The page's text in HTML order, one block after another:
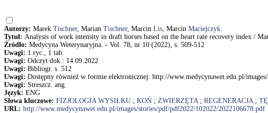
Autorzy: Marek Tischner, Marian Tischner, Marcin Lis, Marcin Maciejczyk.
Tytuł: Analysis of work intensity in draft horses based on the heart rate recovery index /
Źródło: Medycyna Weterynaryjna. - Vol. 78, nr 10 (2022), s. 509-512
Uwagi: 1 ryc., 1 tab.
Uwagi: Odczyt dok.: 14.09.2022
Uwagi: Bibliogr. s. 512
Uwagi: Dostępny również w formie elektronicznej: http://www.medycynawet.edu.pl/
Uwagi: Streszcz. ang.
Język: ENG
Słowa kluczowe: FIZJOLOGIA WYSIŁKU ; KOŃ ; ZWIERZĘTA; REGENERACJA;
URL: http://www.medycynawet.edu.pl/images/stories/pdf/pdf2022/102022/2022106678.pdf